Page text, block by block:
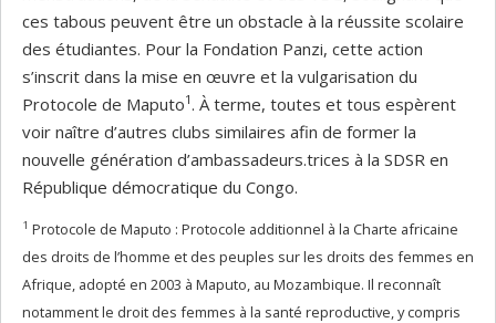
ces tabous peuvent être un obstacle à la réussite scolaire
des étudiantes. Pour la Fondation Panzi, cette action
s’inscrit dans la mise en œuvre et la vulgarisation du
Protocole de Maputo1 . À terme, toutes et tous espèrent
voir naître d’autres clubs similaires afin de former la
nouvelle génération d’ambassadeurs.trices à la SDSR en
République démocratique du Congo.
1 Protocole de Maputo : Protocole additionnel à la Charte africaine
des droits de l’homme et des peuples sur les droits des femmes en
Afrique, adopté en 2003 à Maputo, au Mozambique. Il reconnaît
notamment le droit des femmes à la santé reproductive, y compris